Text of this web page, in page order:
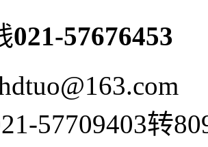
021-57676453
57709403转